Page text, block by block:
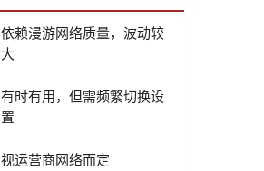
依赖漫游网络质量，波动较
大
有时有用，但需频繁切换设
置
视运营商网络而定